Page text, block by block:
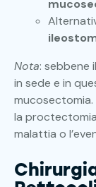
Nota: sebbene
in sede e in
la
malattia o